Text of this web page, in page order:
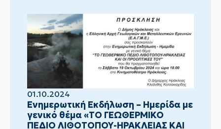
01.10.2024
Ενημερωτική Εκδήλωση – Ημερίδα με
γενικό θέμα «ΤΟ ΓΕΩΘΕΡΜΙΚΟ
ΠΕΔΙΟ ΛΙΘΟΤΟΠΟΥ-ΗΡΑΚΛΕΙΑΣ ΚΑΙ